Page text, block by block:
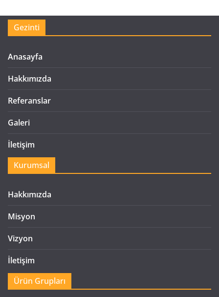
Gezinti
Anasayfa
Hakkımızda
Referanslar
Galeri
İletişim
Kurumsal
Hakkımızda
Misyon
Vizyon
İletişim
Ürün Grupları